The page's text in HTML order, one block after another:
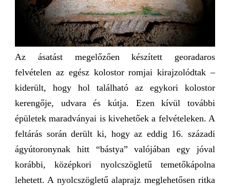
Az ásatást megelőzően készített georadaros
felvételen az egész kolostor romjai kirajzolódtak –
kiderült, hogy hol található az egykori kolostor
kerengője, udvara és kútja. Ezen kívül további
épületek maradványai is kivehetőek a felvételeken. A
feltárás során derült ki, hogy az eddig 16. századi
ágyútoronynak hitt “bástya” valójában egy jóval
korábbi, középkori nyolcszögletű temetőkápolna
lehetett. A nyolcszögletű alaprajz meglehetősen ritka